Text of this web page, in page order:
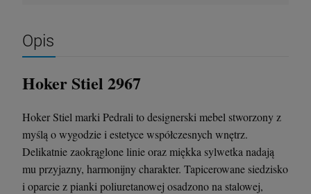
379,00 zł
397,00 zł
Opis
Hoker Stiel 2967
Hoker Stiel marki Pedrali to designerski mebel stworzony z
myślą o wygodzie i estetyce współczesnych wnętrz.
Delikatnie zaokrąglone linie oraz miękka sylwetka nadają
mu przyjazny, harmonijny charakter. Tapicerowane siedzisko
i oparcie z pianki poliuretanowej osadzono na stalowej,